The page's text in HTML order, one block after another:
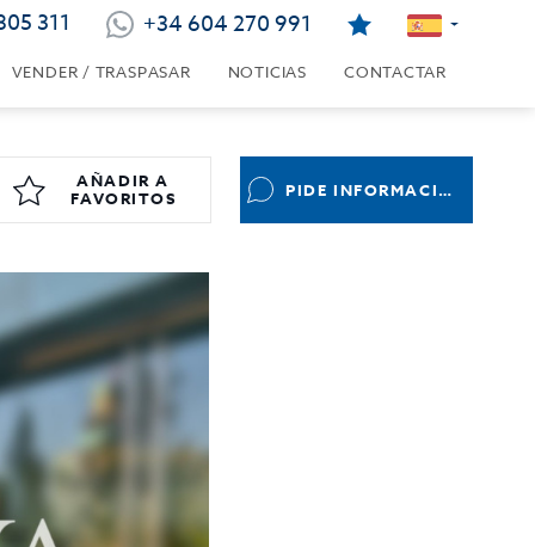
311 +34 604 270 991
VENDER / TRASPASAR NOTICIAS CONTACTAR
AÑADIR A
FAVORITOS
PIDE INFORMACIÓN